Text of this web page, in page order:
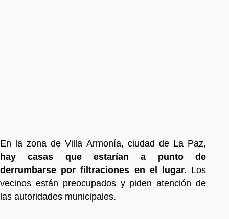
En la zona de Villa Armonía, ciudad de La Paz,
hay casas que estarían a punto de
derrumbarse por filtraciones en el lugar. Los
vecinos están preocupados y piden atención de
las autoridades municipales.